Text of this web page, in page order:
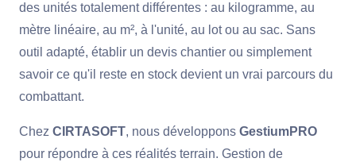
des unités totalement différentes : au kilogramme, au
mètre linéaire, au m², à l'unité, au lot ou au sac. Sans
outil adapté, établir un devis chantier ou simplement
savoir ce qu'il reste en stock devient un vrai parcours du
combattant.
Chez CIRTASOFT, nous développons GestiumPRO
pour répondre à ces réalités terrain. Gestion de